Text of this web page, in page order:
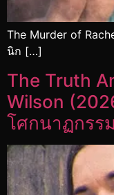
The Murder of
นิก […]
The Truth
Wilson
โศกนาฏกรร